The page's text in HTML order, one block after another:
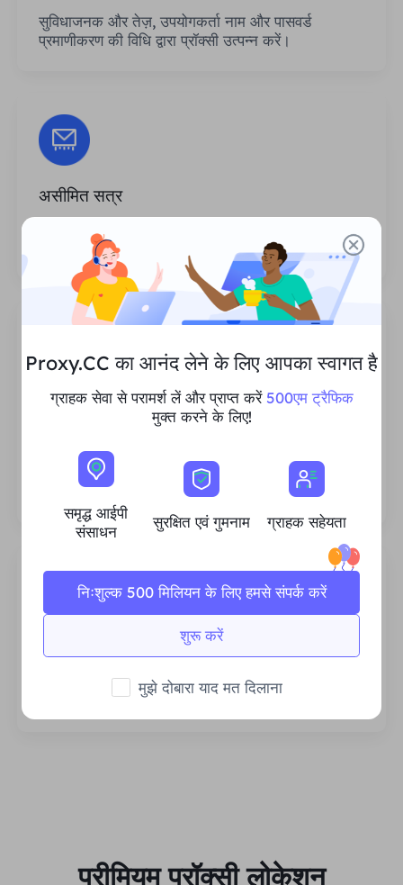
सुविधाजनक और तेज़, उपयोगकर्ता नाम और पासवर्ड
प्रमाणीकरण की विधि द्वारा प्रॉक्सी उत्पन्न करें।
असीमित सत्र
प्रॉक्सी के उपयोग या आह्वान आवृत्तियों की संख्या की कोई
सीमा नहीं है।
समृद्ध आवासीय आईपी संसाधन
और विश्वसनीय हैं, और हम हर ग्राहक की जरूरतों को पूरा
करने के लिए वर्तमान प्रॉक्सी पूल का विस्तार करने का
लगातार प्रयास करते हैं।
स्थिर एवं कुशल
प्रचुर मात्रा में बैंडविड्थ व्यावसायिक मांगों का समर्थन करता
प्रीमियम प्रॉक्सी लोकेशन
Proxy.CC का आनंद लेने के लिए आपका स्वागत है
ग्राहक सेवा से परामर्श लें और प्राप्त करें 500एम ट्रैफिक
मुक्त करने के लिए!
समृद्ध आईपी
संसाधन
सुरक्षित एवं गुमनाम ग्राहक सहेयता
शुरू करें
निःशुल्क 500 मिलियन के लिए हमसे संपर्क करें
मुझे दोबारा याद मत दिलाना